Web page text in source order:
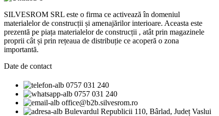
SILVESROM SRL este o firma ce activează în domeniul
materialelor de construcții și amenajărilor interioare. Aceasta este
prezentă pe piața materialelor de construcții , atât prin magazinele
proprii cât și prin rețeaua de distribuție ce acoperă o zona
importantă.
Date de contact
0757 031 240
0757 031 240
office@b2b.silvesrom.ro
Bulevardul Republicii 110, Bârlad, Județ Vaslui